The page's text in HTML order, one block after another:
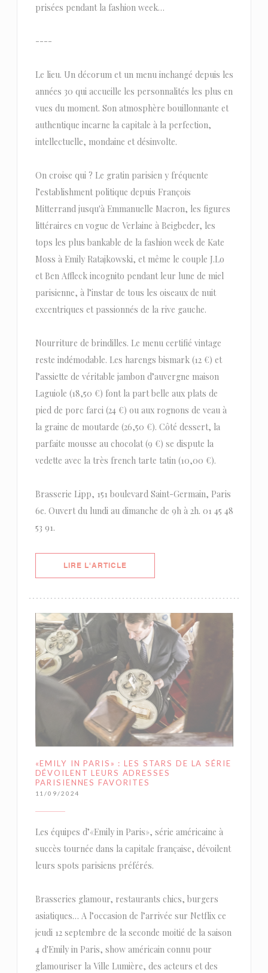
prisées pendant la fashion week…
----
Le lieu. Un décorum et un menu inchangé depuis les
années 30 qui accueille les personnalités les plus en
vues du moment. Son atmosphère bouillonnante et
authentique incarne la capitale à la perfection,
intellectuelle, mondaine et désinvolte.
On croise qui ? Le gratin parisien y fréquente
l’establishment politique depuis François
Mitterrand jusqu'à Emmanuelle Macron, les figures
littéraires en vogue de Verlaine à Beigbeder, les
tops les plus bankable de la fashion week de Kate
Moss à Emily Ratajkowski, et même le couple J.Lo
et Ben Affleck incognito pendant leur lune de miel
parisienne, à l’instar de tous les oiseaux de nuit
excentriques et passionnés de la rive gauche.
Nourriture de brindilles. Le menu certifié vintage
reste indémodable. Les harengs bismark (12 €) et
l’assiette de véritable jambon d’auvergne maison
Laguiole (18,50 €) font la part belle aux plats de
pied de porc farci (24 €) ou aux rognons de veau à
la graine de moutarde (26,50 €). Côté dessert, la
parfaite mousse au chocolat (9 €) se dispute la
vedette avec la très french tarte tatin (10,00 €).
Brasserie Lipp, 151 boulevard Saint-Germain, Paris
6e. Ouvert du lundi au dimanche de 9h à 2h. 01 45 48
53 91.
LIRE L'ARTICLE((OUVRE UNE NOUVELLE
«EMILY IN PARIS» : LES STARS DE LA SÉRIE
DÉVOILENT LEURS ADRESSES
PARISIENNES FAVORITES
11/09/2024
Les équipes d’«Emily in Paris», série américaine à
succès tournée dans la capitale française, dévoilent
leurs spots parisiens préférés.
Brasseries glamour, restaurants chics, burgers
asiatiques… A l’occasion de l’arrivée sur Netflix ce
jeudi 12 septembre de la seconde moitié de la saison
4 d'Emily in Paris, show américain connu pour
glamouriser la Ville Lumière, des acteurs et des